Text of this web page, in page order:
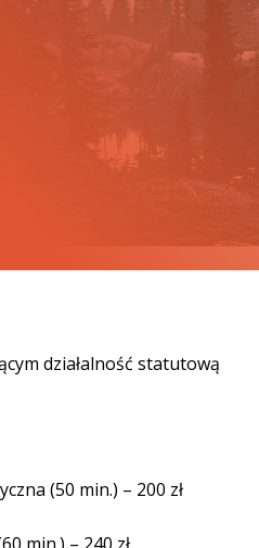
działalność statutową
(50 min.) – 200 zł